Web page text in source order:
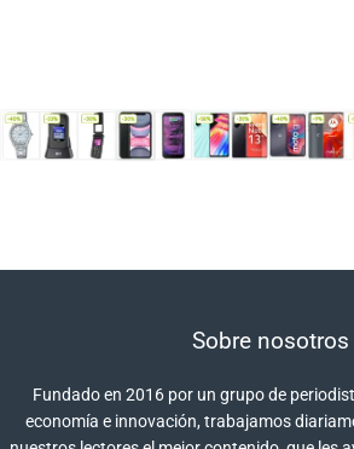
Sobre nosotros
Fundado en 2016 por un grupo de
economía e innovación, trabajamos